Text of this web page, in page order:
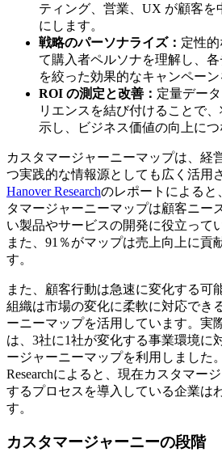
ティング、営業、UX が顧客を
にします。
戦略のパーソナライズ： 定性
て購入者ペルソナを理解し、
を絞った効果的なキャンペーン
ROI の測定と改善： 定量デー
リエンスを結び付けることで
示し、ビジネス価値の向上につ
カスタマージャーニーマップは、経
つ実践的な情報源としても広く活用
Hanover Researchのレポートによると
タマージャーニーマップは顧客ニー
い製品やサービスの開発に役立って
また、91％がマップは売上向上に貢
す。
また、顧客行動は急速に変化する可
組織は市場の変化に柔軟に対応でき
ーニーマップを活用しています。実
は、3社に1社が変化する事業環境に
ージャーニーマップを利用しました
Researchによると、現在カスタマー
するプロセスを導入している企業は
す。
カスタマージャーニーの段階